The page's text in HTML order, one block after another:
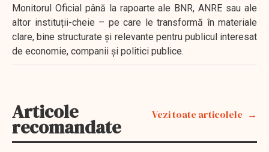
Monitorul Oficial până la rapoarte ale BNR, ANRE sau ale
altor instituții-cheie – pe care le transformă în materiale
clare, bine structurate și relevante pentru publicul interesat
de economie, companii și politici publice.
Articole
recomandate
Vezi toate articolele